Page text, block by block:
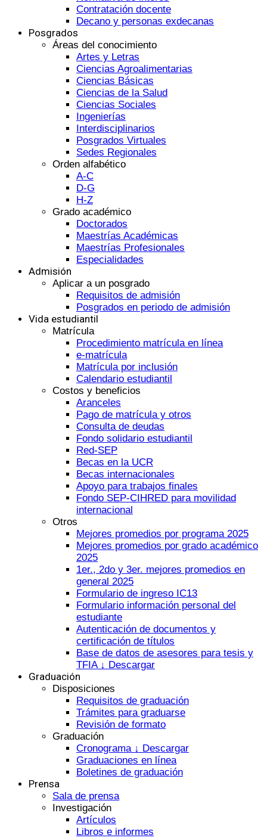
Contratación docente
Decano y personas exdecanas
Posgrados
Áreas del conocimiento
Artes y Letras
Ciencias Agroalimentarias
Ciencias Básicas
Ciencias de la Salud
Ciencias Sociales
Ingenierías
Interdisciplinarios
Posgrados Virtuales
Sedes Regionales
Orden alfabético
A-C
D-G
H-Z
Grado académico
Doctorados
Maestrías Académicas
Maestrías Profesionales
Especialidades
Admisión
Aplicar a un posgrado
Requisitos de admisión
Posgrados en periodo de admisión
Vida estudiantil
Matrícula
Procedimiento matrícula en línea
e-matrícula
Matrícula por inclusión
Calendario estudiantil
Costos y beneficios
Aranceles
Pago de matrícula y otros
Consulta de deudas
Fondo solidario estudiantil
Red-SEP
Becas en la UCR
Becas internacionales
Apoyo para trabajos finales
Fondo SEP-CIHRED para movilidad
internacional
Otros
Mejores promedios por programa 2025
Mejores promedios por grado académico
2025
1er., 2do y 3er. mejores promedios en
general 2025
Formulario de ingreso IC13
Formulario información personal del
estudiante
Autenticación de documentos y
certificación de títulos
Base de datos de asesores para tesis y
TFIA ↓ Descargar
Graduación
Disposiciones
Requisitos de graduación
Trámites para graduarse
Revisión de formato
Graduación
Cronograma ↓ Descargar
Graduaciones en línea
Boletines de graduación
Prensa
Sala de prensa
Investigación
Artículos
Libros e informes